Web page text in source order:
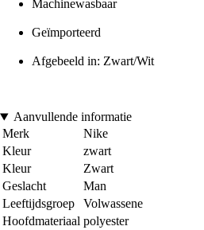
Machinewasbaar
Geïmporteerd
Afgebeeld in: Zwart/Wit
Aanvullende informatie
Merk
Nike
Kleur
zwart
Kleur
Zwart
Geslacht
Man
Leeftijdsgroep
Volwassene
Hoofdmateriaal polyester